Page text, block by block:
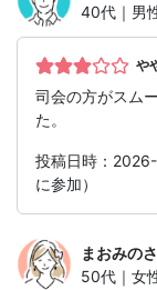
40代｜男
や
司会の方がスム
た。
投稿日時：
に参加）
まおみの
50代｜女